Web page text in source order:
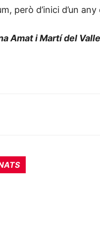
però d’inici d’un
Amat i Martí del Valle